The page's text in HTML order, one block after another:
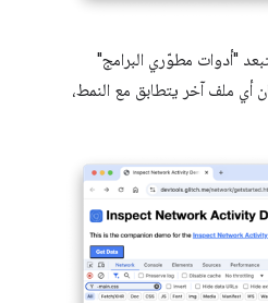
"أدوات مطوّري البرامج"
أي ملف آخر يتطابق مع النمط،